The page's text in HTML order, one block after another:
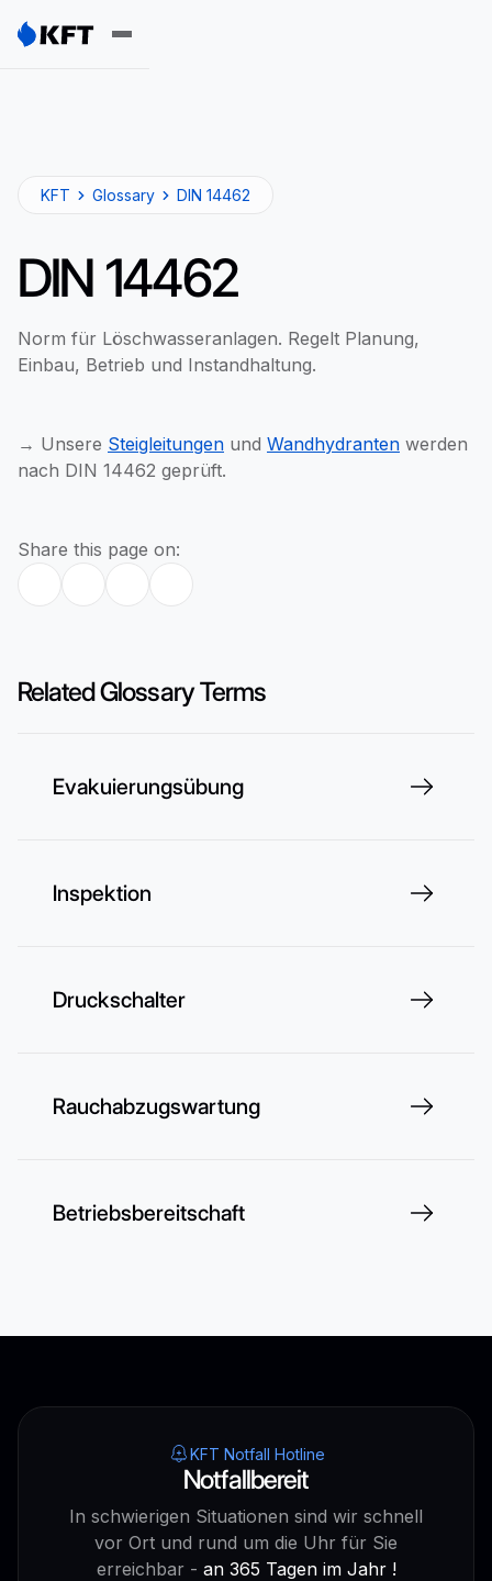
KFT Glossary DIN 14462
DIN 14462
Norm für Löschwasseranlagen. Regelt Planung,
Einbau, Betrieb und Instandhaltung.
→ Unsere Steigleitungen und Wandhydranten werden
nach DIN 14462 geprüft.
Share this page on:
Related Glossary Terms
Evakuierungsübung
Inspektion
Druckschalter
Rauchabzugswartung
Betriebsbereitschaft
KFT Notfall Hotline
Notfallbereit
In schwierigen Situationen sind wir schnell
vor Ort und rund um die Uhr für Sie
erreichbar - an 365 Tagen im Jahr !